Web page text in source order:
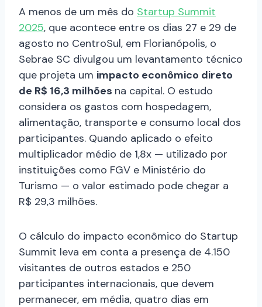
A menos de um mês do Startup Summit
2025, que acontece entre os dias 27 e 29 de
agosto no CentroSul, em Florianópolis, o
Sebrae SC divulgou um levantamento técnico
que projeta um impacto econômico direto
de R$ 16,3 milhões na capital. O estudo
considera os gastos com hospedagem,
alimentação, transporte e consumo local dos
participantes. Quando aplicado o efeito
multiplicador médio de 1,8x — utilizado por
instituições como FGV e Ministério do
Turismo — o valor estimado pode chegar a
R$ 29,3 milhões.
​​O cálculo do impacto econômico do Startup
Summit leva em conta a presença de 4.150
visitantes de outros estados e 250
participantes internacionais, que devem
permanecer, em média, quatro dias em